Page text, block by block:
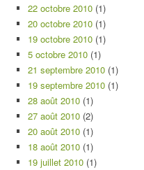
22 octobre 2010 (1)
20 octobre 2010 (1)
19 octobre 2010 (1)
5 octobre 2010 (1)
21 septembre 2010 (1)
19 septembre 2010 (1)
28 août 2010 (1)
27 août 2010 (2)
20 août 2010 (1)
18 août 2010 (1)
19 juillet 2010 (1)